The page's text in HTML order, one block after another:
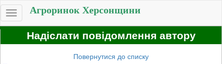
Toggle
navigation
Агроринок Херсонщини
Надіслати повідомлення автору
Повернутися до списку